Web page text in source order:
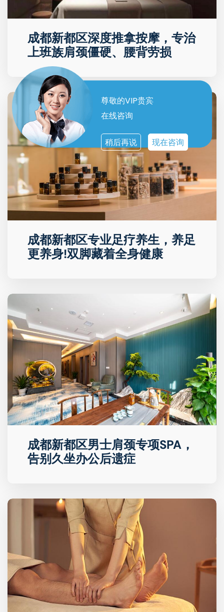
尊敬的VIP贵宾
在线咨询
稍后再说 现在咨询
成都新都区深度推拿按摩，专治
上班族肩颈僵硬、腰背劳损
成都新都区专业足疗养生，养足
更养身!双脚藏着全身健康
成都新都区男士肩颈专项SPA，
告别久坐办公后遗症